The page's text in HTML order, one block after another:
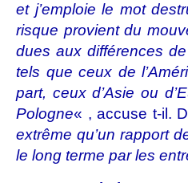
et j’emploie le mot
risque provient du
dues aux différences
tels que ceux de
part, ceux d’Asie ou
Pologne« , accuse t-il.
extrême qu’un rapport
le long terme par les